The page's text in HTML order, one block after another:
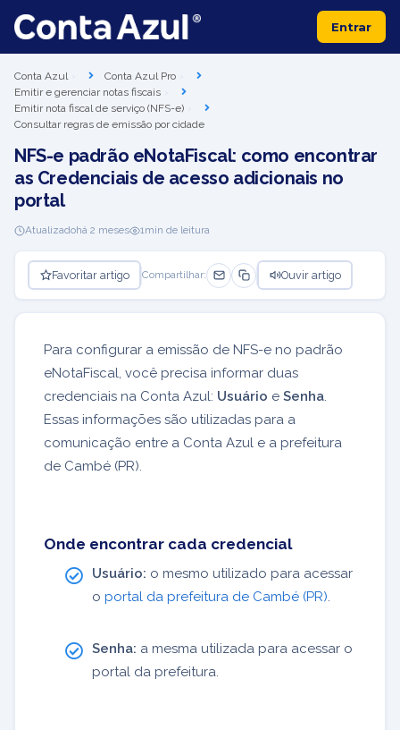
Entrar
Conta Azul
Conta Azul Pro
Emitir e gerenciar notas fiscais
Emitir nota fiscal de serviço (NFS-e)
Consultar regras de emissão por cidade
NFS-e padrão eNotaFiscal: como encontrar
as Credenciais de acesso adicionais no
portal
Atualizadohá 2 meses 1min de leitura
Favoritar artigo Compartilhar: Ouvir artigo
Para configurar a emissão de NFS-e no padrão
eNotaFiscal, você precisa informar duas
credenciais na Conta Azul: Usuário e Senha.
Essas informações são utilizadas para a
comunicação entre a Conta Azul e a prefeitura
de Cambé (PR).
Onde encontrar cada credencial
Usuário: o mesmo utilizado para acessar
o portal da prefeitura de Cambé (PR).
Senha: a mesma utilizada para acessar o
portal da prefeitura.